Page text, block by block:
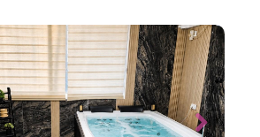
חדרים לפי שעה בנורית
חדרים לפי שעה בנחם
חדרים לפי שעה בניר בנים